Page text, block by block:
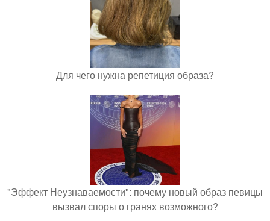
Для чего нужна репетиция образа?
"Эффект Неузнаваемости": почему новый образ певицы
вызвал споры о гранях возможного?